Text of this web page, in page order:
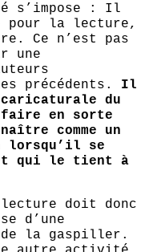
s’impose : Il
pour la lecture,
Ce n’est pas
une
précédents. Il
du
faire en sorte
comme un
lorsqu’il se
qui le tient à
doit donc
d’une
de la gaspiller.